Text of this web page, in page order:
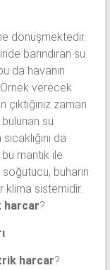
dönüşmektedir.
barındıran su
da havanın
verecek
zaman
su
da
mantık ile
buharın
klima sistemidir.
harcar?
harcar?